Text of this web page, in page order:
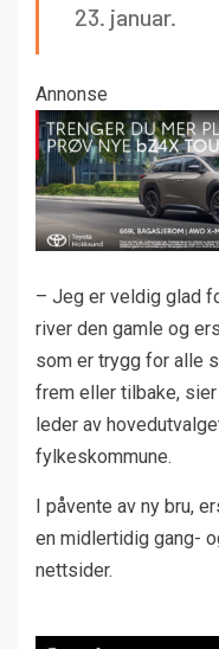
23. januar.
Annonse
– Jeg er veldig glad
river den gamle og
som er trygg for alle
frem eller tilbake, sier
leder av
fylkeskommune.
I påvente av ny bru,
en midlertidig gang-
nettsider.